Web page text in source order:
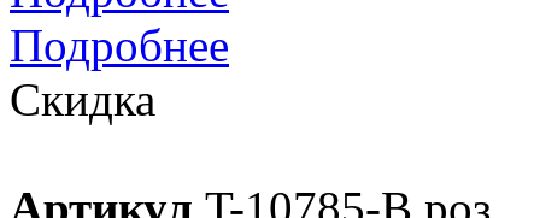
Подробнее
Скидка